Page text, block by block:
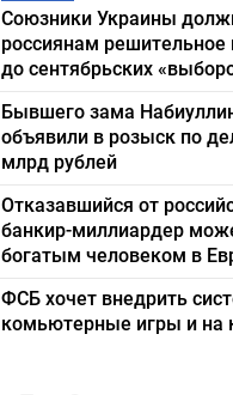
Союзники Украины
россиянам
до сентябрьских
Бывшего зама
объявили в розыск по
млрд рублей
Отказавшийся от
банкир-миллиардер
богатым человеком в
ФСБ хочет внедрить
комьютерные игры и на